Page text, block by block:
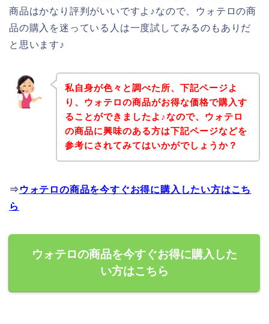
商品はかなり評判がいいですよ♪なので、ウォテロの商
品の購入を迷っている人は一度試してみるのもありだ
と思います♪
私自身が色々と調べた所、下記ページよ
り、ウォテロの商品がお得な価格で購入す
ることができましたよ♪なので、ウォテロ
の商品に興味のある方は下記ページなどを
参考にされてみてはいかがでしょうか？
⇒ ウォテロの商品を今すぐお得に購入したい方はこち
ら
ウォテロの商品を今すぐお得に購入した
い方はこちら